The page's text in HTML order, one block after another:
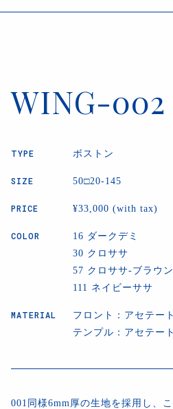
WING-002
TYPE ボストン
SIZE 50□20-145
PRICE ¥33,000 (with tax)
COLOR
16 ダークデミ
30 クロササ
57 クロササ‐ブラウン
111 ネイビーササ
MATERIAL
フロント：アセテート
テンプル：アセテート
001同様6mm厚の生地を採用し、